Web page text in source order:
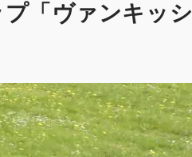
「ヴァンキッシ